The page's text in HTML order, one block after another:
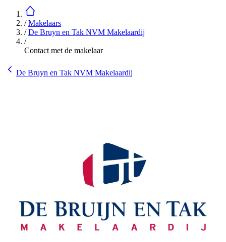
/Makelaars
/De Bruyn en Tak NVM Makelaardij
/
Contact met de makelaar
De Bruyn en Tak NVM Makelaardij